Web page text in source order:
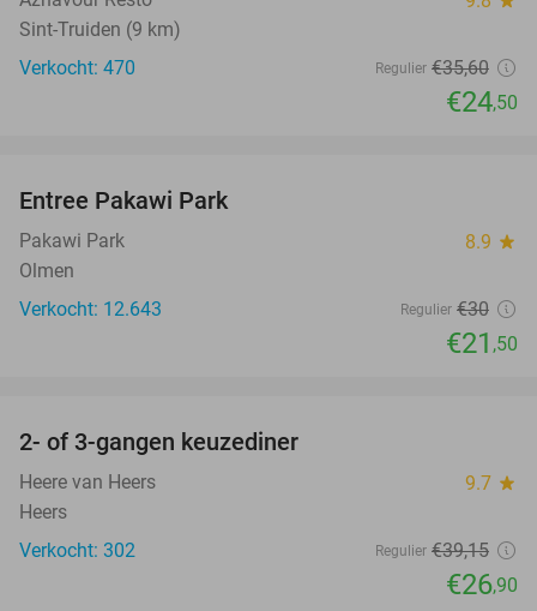
Sint-Truiden (9 km)
Verkocht: 470
Regulier €35,60
€24,50
Entree Pakawi Park
Pakawi Park 8.9 star
Olmen
Verkocht: 12.643
Regulier €30
€21 ,50
2- of 3-gangen keuzediner
Heere van Heers 9.7 star
Heers
Verkocht: 302
Regulier €39,15
€26,90